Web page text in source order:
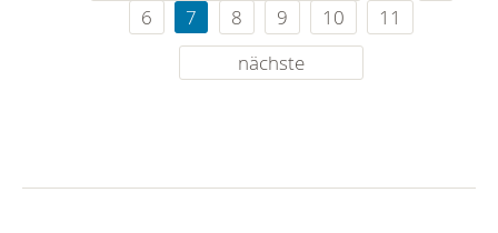
6
7 8 9 10
11
nächste